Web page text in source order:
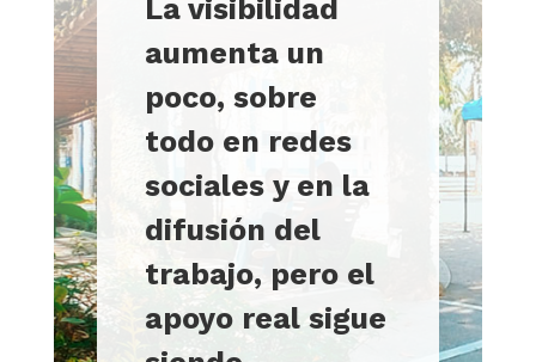
La visibilidad
aumenta un
poco, sobre
todo en redes
sociales y en la
difusión del
trabajo, pero el
apoyo real sigue